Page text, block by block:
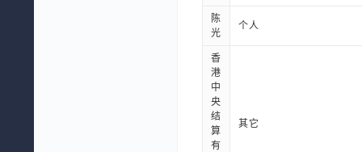
陈
光
个人
香
港
中
央
结
算
有
其它